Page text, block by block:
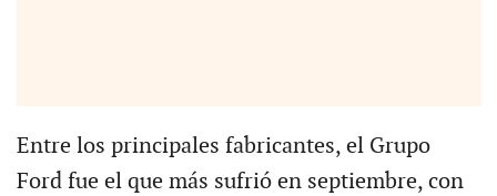
Entre los principales fabricantes, el Grupo
Ford fue el que más sufrió en septiembre, con